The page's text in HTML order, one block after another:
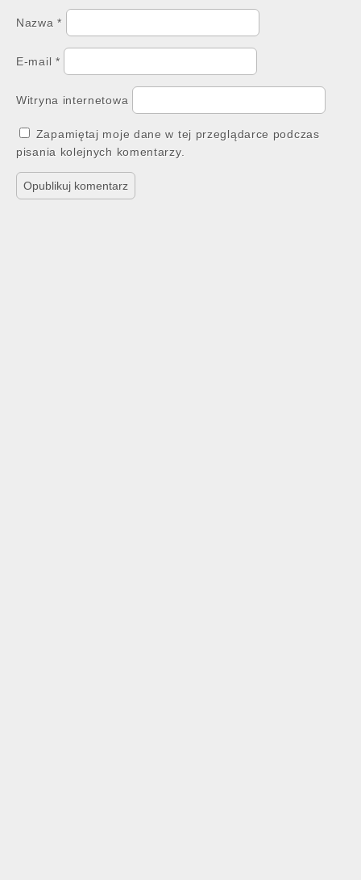
Nazwa*
E-mail *
Witryna internetowa
Zapamiętaj moje dane w tej przeglądarce podczas
pisania kolejnych komentarzy.